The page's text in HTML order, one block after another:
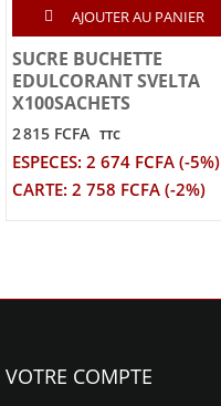
AJOUTER AU PANIER
SUCRE BUCHETTE
EDULCORANT SVELTA
X100SACHETS
2 815 FCFA TTC
ESPECES: 2 674 FCFA (-5%)
CARTE: 2 758 FCFA (-2%)
VOTRE COMPTE